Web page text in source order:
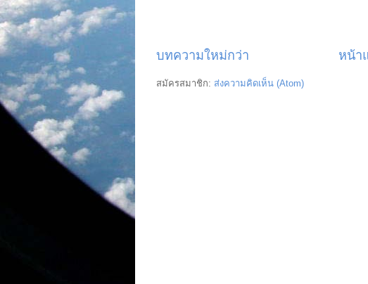
บทความใหม่กว่า หน้า
สมัครสมาชิก: ส่งความคิดเห็น (Atom)